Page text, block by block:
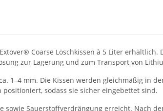
Coarse Löschkissen à 5 Liter
zur Lagerung und zum Transport von
1–4 mm. Die Kissen werden gleichmäßig in
sodass sie sicher eingebettet sind.
Sauerstoffverdrängung erreicht. Nach